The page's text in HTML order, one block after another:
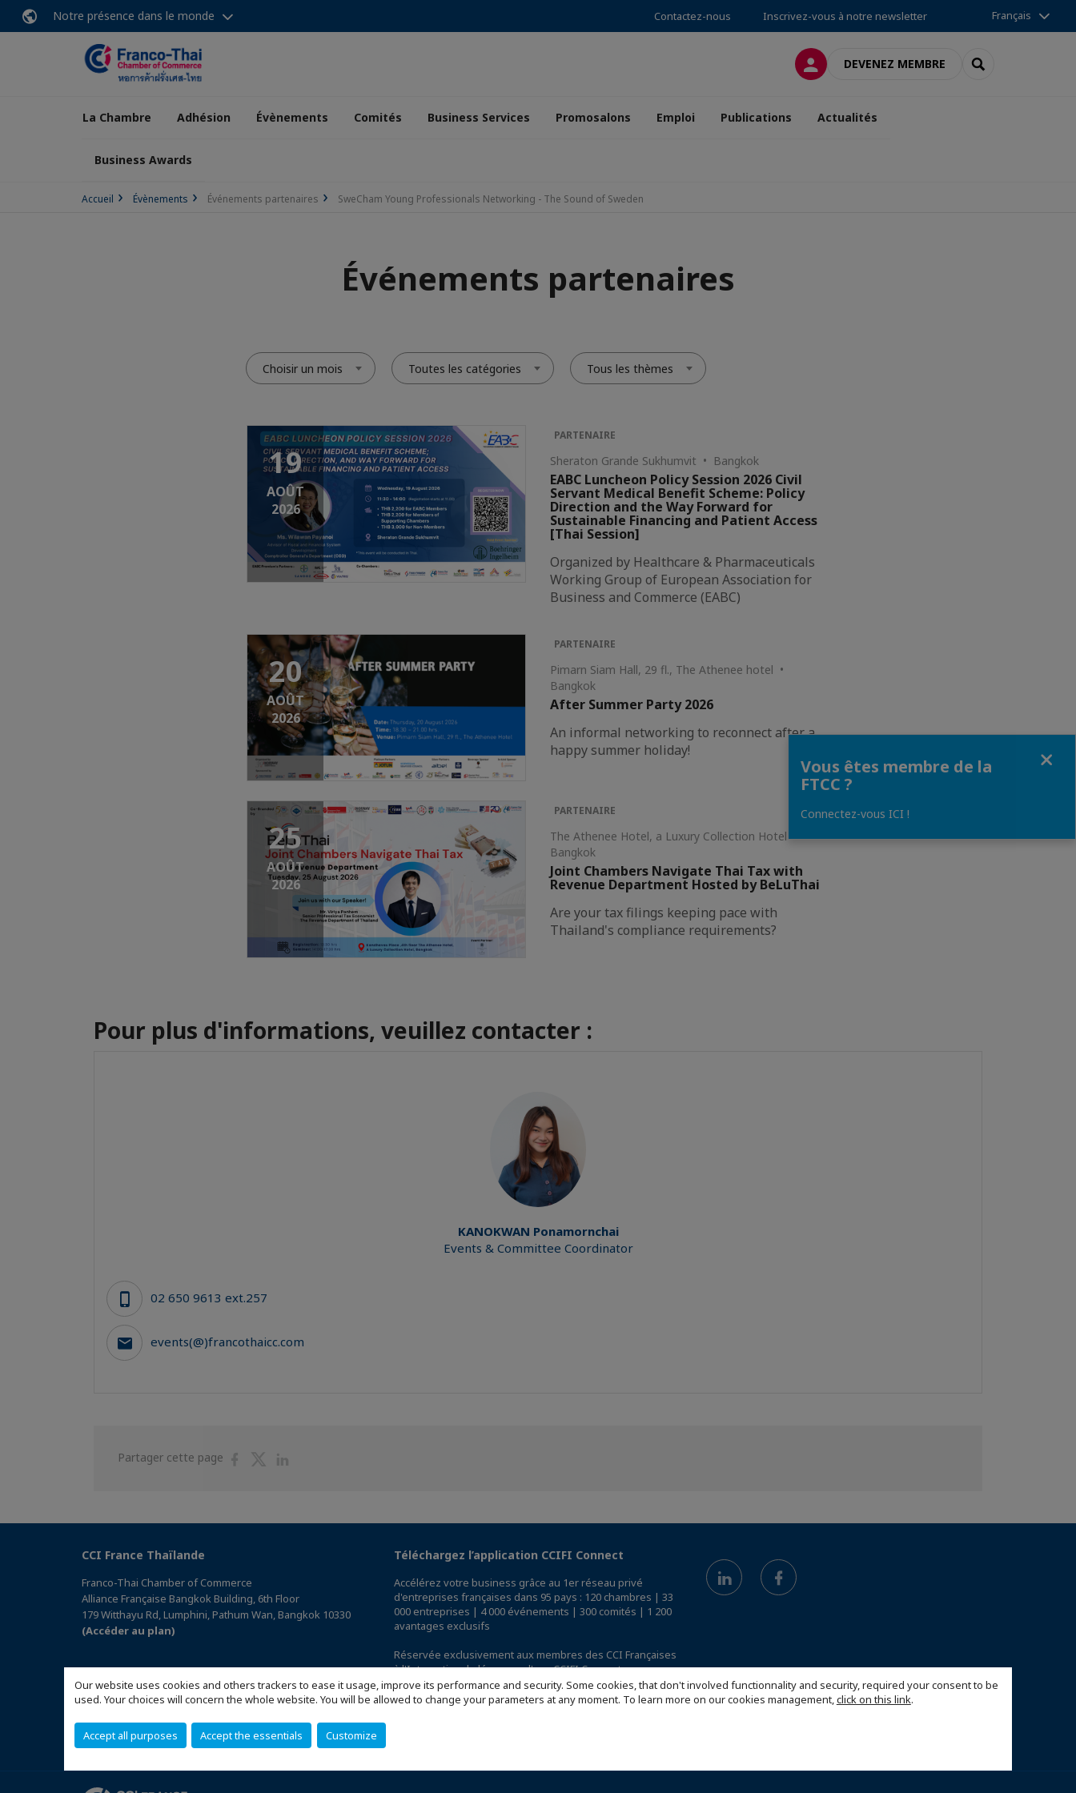
Our website uses cookies and others trackers to ease it usage, improve its performance and security. Some cookies, that don't involved functionnality and security, required your consent to be
used. Your choices will concern the whole website. You will be allowed to change your parameters at any moment. To learn more on our cookies management,click on this link.
Accept all purposes Accept the essentials Customize
Notre présence dans le monde Contactez-nous Inscrivez-vous à notre newsletter Français
CONNEXIONDEVENEZ MEMBRE RECHERCHER
La Chambre Adhésion Évènements Comités Business Services Promosalons Emploi Publications Actualités
Business Awards
Accueil Évènements Événements partenaires SweCham Young Professionals Networking - The Sound of Sweden
Événements partenaires
Choisir un mois Toutes les catégories Tous les thèmes
19
AOÛT
2026
PARTENAIRE
Sheraton Grande Sukhumvit • Bangkok
EABC Luncheon Policy Session 2026 Civil
Servant Medical Benefit Scheme: Policy
Direction and the Way Forward for
Sustainable Financing and Patient Access
[Thai Session]
Organized by Healthcare & Pharmaceuticals
Working Group of European Association for
Business and Commerce (EABC)
20
AOÛT
2026
PARTENAIRE
Pimarn Siam Hall, 29 fl., The Athenee hotel •
Bangkok
After Summer Party 2026
An informal networking to reconnect after a
happy summer holiday!
25
AOÛT
2026
PARTENAIRE
The Athenee Hotel, a Luxury Collection Hotel •
Bangkok
Joint Chambers Navigate Thai Tax with
Revenue Department Hosted by BeLuThai
Are your tax filings keeping pace with
Thailand's compliance requirements?
Pour plus d'informations, veuillez contacter :
KANOKWAN Ponamornchai
Events & Committee Coordinator
02 650 9613 ext.257
events(@)francothaicc.com
Partager cette page
PartagerPartager
CCI France Thaïlande
Franco-Thai Chamber of Commerce
Alliance Française Bangkok Building, 6th Floor
179 Witthayu Rd, Lumphini, Pathum Wan, Bangkok 10330
(Accéder au plan)
Téléchargez l’application CCIFI Connect
Accélérez votre business grâce au 1er réseau privé
d'entreprises françaises dans 95 pays : 120 chambres | 33
000 entreprises | 4 000 événements | 300 comités | 1 200
avantages exclusifs
Réservée exclusivement aux membres des CCI Françaises
à l'International,découvrez l'app CCIFI Connect.
Vous êtes membre de la
FTCC ?
Connectez-vous ICI !